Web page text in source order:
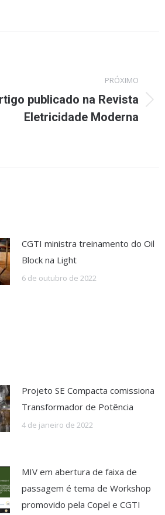
PRÓXIMO
publicado na Revista
Eletricidade Moderna
CGTI ministra treinamento do Oil
Block na Light
6 de outubro de 2022
Projeto SE Compacta comissiona
Transformador de Potência
4 de janeiro de 2022
MIV em abertura de faixa de
passagem é tema de Workshop
promovido pela Copel e CGTI